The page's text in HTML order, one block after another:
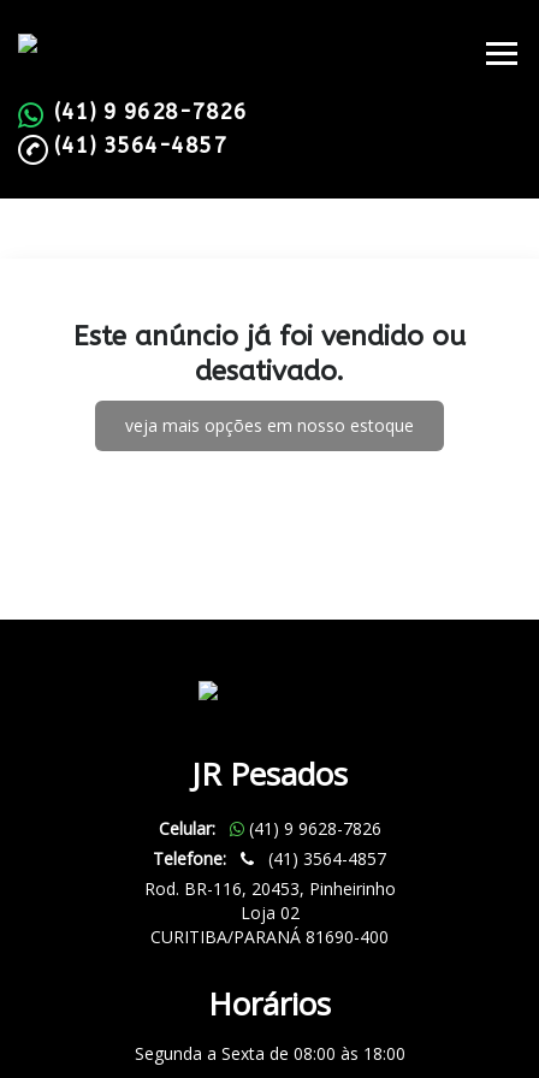
(41) 9 9628-7826
(41) 3564-4857
Este anúncio já foi vendido ou
desativado.
veja mais opções em nosso estoque
JR Pesados
Celular:
(41) 9 9628-7826
Telefone:
(41) 3564-4857
Rod. BR-116, 20453, Pinheirinho
Loja 02
CURITIBA/PARANÁ 81690-400
Horários
Segunda a Sexta de 08:00 às 18:00